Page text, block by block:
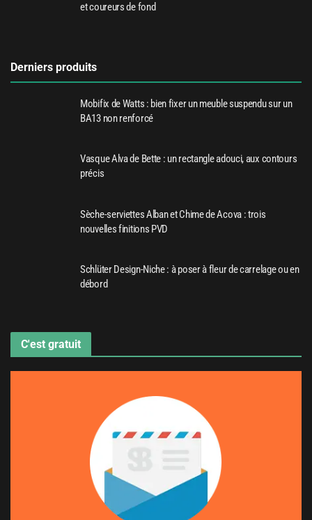
et coureurs de fond
Derniers produits
Mobifix de Watts : bien fixer un meuble suspendu sur un
BA13 non renforcé
Vasque Alva de Bette : un rectangle adouci, aux contours
précis
Sèche-serviettes Alban et Chime de Acova : trois
nouvelles finitions PVD
Schlüter Design-Niche : à poser à fleur de carrelage ou en
débord
C'est gratuit